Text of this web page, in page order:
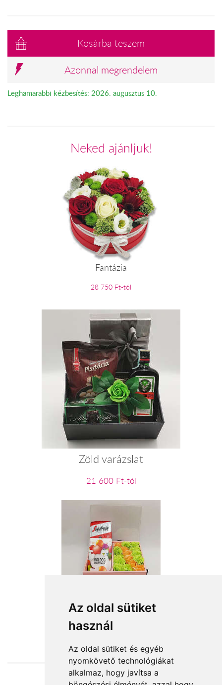
Az oldal sütiket
használ
Az oldal sütiket és egyéb
nyomkövető technológiákat
alkalmaz, hogy javítsa a
Kosárba teszem
Azonnal megrendelem
Leghamarabbi kézbesítés: 2026. augusztus 10.
Neked ajánljuk!
Fantázia
28 750 Ft-tól
Zöld varázslat
21 600 Ft-tól
Boldog születésnapot!!!
11 520 Ft-tól